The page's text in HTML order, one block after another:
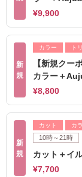
¥9,900
新
規
カラー ト
【新規クー
カラー＋
¥8,800
新
規
カット カ
10時～21時
カット＋イ
¥7,700